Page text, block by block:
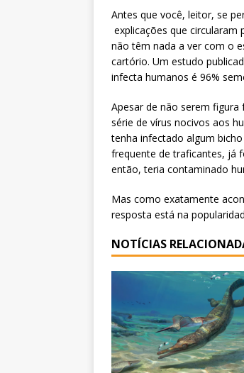
Antes que você, leitor, se
explicações que circularam
não têm nada a ver com o
cartório. Um estudo
infecta humanos é 96%
Apesar de não serem
série de vírus nocivos aos
tenha infectado algum
frequente de traficantes, já
então, teria contaminado
Mas como exatamente
resposta está na
NOTÍCIAS